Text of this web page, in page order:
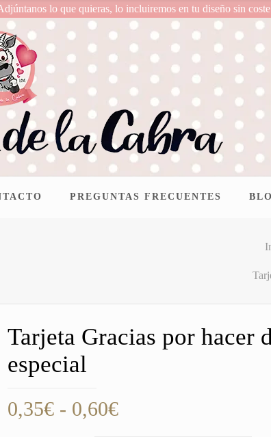
lo que quieras, lo incluiremos en tu diseño sin
PREGUNTAS FRECUENTES
Tarjeta Gracias por hacer
especial
0,35€ - 0,60€Rango